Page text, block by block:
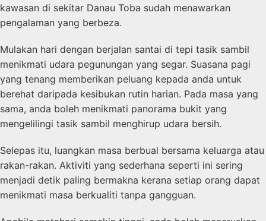
kawasan di sekitar Danau Toba sudah menawarkan
pengalaman yang berbeza.
Mulakan hari dengan berjalan santai di tepi tasik sambil
menikmati udara pegunungan yang segar. Suasana pagi
yang tenang memberikan peluang kepada anda untuk
berehat daripada kesibukan rutin harian. Pada masa yang
sama, anda boleh menikmati panorama bukit yang
mengelilingi tasik sambil menghirup udara bersih.
Selepas itu, luangkan masa berbual bersama keluarga atau
rakan-rakan. Aktiviti yang sederhana seperti ini sering
menjadi detik paling bermakna kerana setiap orang dapat
menikmati masa berkualiti tanpa gangguan.